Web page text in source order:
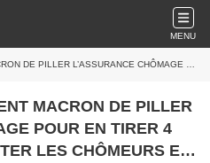
MENU
TRAITER LES CHÔMEURS EN COUPABLES DANS LE BUT AVOUÉ DE PROTÉGER LES RÉMUNERATIONS ASTRONOMIQUES DES PDG
MACRON DE PILLER
POUR EN TIRER 4
LES CHÔMEURS EN